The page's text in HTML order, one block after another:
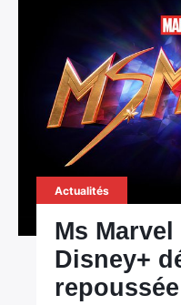
Actualités
Ms
Disney+